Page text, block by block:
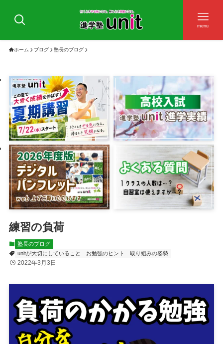
menu
ホーム ブログ 塾長のブログ
練習の負荷
塾長のブログ
unitが大切にしていること
お勉強のヒント 取り組みの姿勢
2022年3月3日